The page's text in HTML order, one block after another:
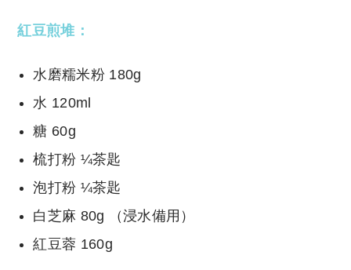
紅豆煎堆：
水磨糯米粉 180g
水 120ml
糖 60g
梳打粉 ¼茶匙
泡打粉 ¼茶匙
白芝麻 80g （浸水備用）
紅豆蓉 160g